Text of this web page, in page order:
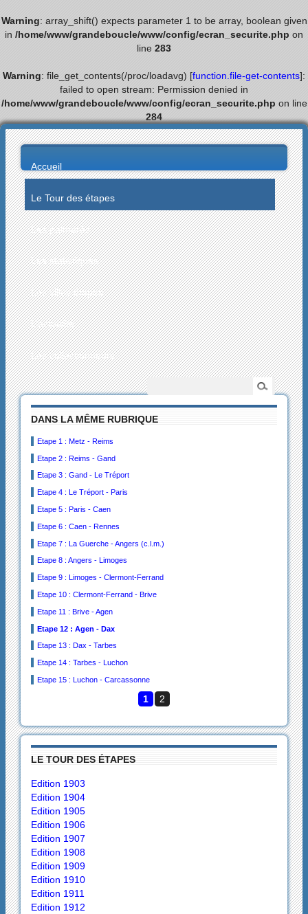
Warning: array_shift() expects parameter 1 to be array, boolean given
in /home/www/grandeboucle/www/config/ecran_securite.php on
line 283
Warning: file_get_contents(/proc/loadavg) [function.file-get-contents]:
failed to open stream: Permission denied in
/home/www/grandeboucle/www/config/ecran_securite.php on line
284
Accueil
Le Tour des étapes
Les palmarès
Les statistiques
Les villes étapes
L’actualité
Les collectionneurs
DANS LA MÊME RUBRIQUE
Etape 1 : Metz - Reims
Etape 2 : Reims - Gand
Etape 3 : Gand - Le Tréport
Etape 4 : Le Tréport - Paris
Etape 5 : Paris - Caen
Etape 6 : Caen - Rennes
Etape 7 : La Guerche - Angers (c.l.m.)
Etape 8 : Angers - Limoges
Etape 9 : Limoges - Clermont-Ferrand
Etape 10 : Clermont-Ferrand - Brive
Etape 11 : Brive - Agen
Etape 12 : Agen - Dax
Etape 13 : Dax - Tarbes
Etape 14 : Tarbes - Luchon
Etape 15 : Luchon - Carcassonne
1 2
LE TOUR DES ÉTAPES
Edition 1903
Edition 1904
Edition 1905
Edition 1906
Edition 1907
Edition 1908
Edition 1909
Edition 1910
Edition 1911
Edition 1912